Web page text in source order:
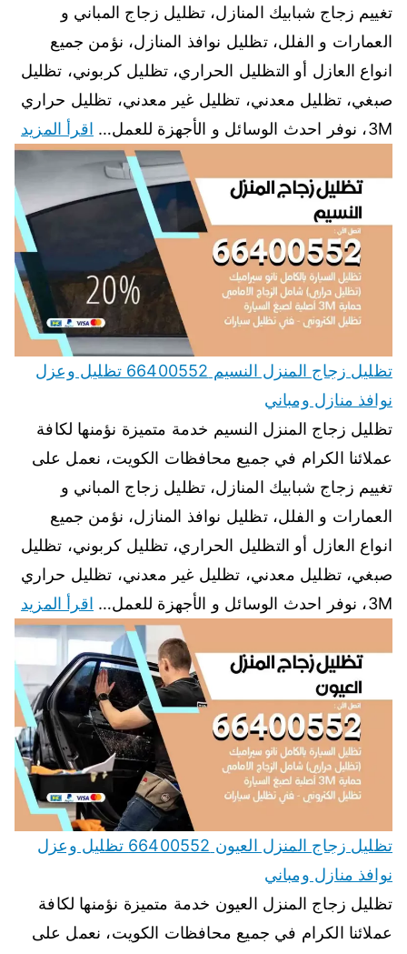
تغييم زجاج شبابيك المنازل، تظليل زجاج المباني و
العمارات و الفلل، تظليل نوافذ المنازل، نؤمن جميع
انواع العازل أو التظليل الحراري، تظليل كربوني، تظليل
صبغي، تظليل معدني، تظليل غير معدني، تظليل حراري
3M، نوفر احدث الوسائل و الأجهزة للعمل…
اقرأ المزيد
تظليل زجاج المنزل النسيم 66400552 تظليل وعزل
نوافذ منازل ومباني
تظليل زجاج المنزل النسيم خدمة متميزة نؤمنها لكافة
عملائنا الكرام في جميع محافظات الكويت، نعمل على
تغييم زجاج شبابيك المنازل، تظليل زجاج المباني و
العمارات و الفلل، تظليل نوافذ المنازل، نؤمن جميع
انواع العازل أو التظليل الحراري، تظليل كربوني، تظليل
صبغي، تظليل معدني، تظليل غير معدني، تظليل حراري
3M، نوفر احدث الوسائل و الأجهزة للعمل…
اقرأ المزيد
تظليل زجاج المنزل العيون 66400552 تظليل وعزل
نوافذ منازل ومباني
تظليل زجاج المنزل العيون خدمة متميزة نؤمنها لكافة
عملائنا الكرام في جميع محافظات الكويت، نعمل على